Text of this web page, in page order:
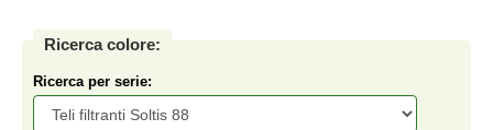
Ricerca colore:
Ricerca per serie: